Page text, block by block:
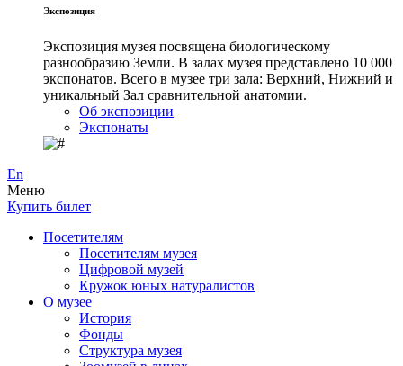
Экспозиция
Экспозиция музея посвящена биологическому
разнообразию Земли. В залах музея представлено 10 000
экспонатов. Всего в музее три зала: Верхний, Нижний и
уникальный Зал сравнительной анатомии.
Об экспозиции
Экспонаты
En
Меню
Купить билет
Посетителям
Посетителям музея
Цифровой музей
Кружок юных натуралистов
О музее
История
Фонды
Структура музея